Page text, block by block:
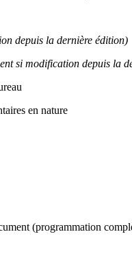
depuis la dernière édition)
si modification depuis la
en nature
(programmation